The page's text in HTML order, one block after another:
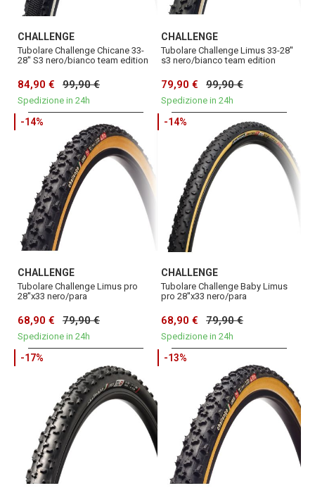
CHALLENGE
Tubolare Challenge Chicane 33-
28'' S3 nero/bianco team edition
84,90 € 99,90 €
Spedizione in 24h
CHALLENGE
Tubolare Challenge Limus 33-28''
s3 nero/bianco team edition
79,90 € 99,90 €
Spedizione in 24h
-14%
CHALLENGE
Tubolare Challenge Limus pro
28''x33 nero/para
68,90 € 79,90 €
Spedizione in 24h
-14%
CHALLENGE
Tubolare Challenge Baby Limus
pro 28''x33 nero/para
68,90 € 79,90 €
Spedizione in 24h
-17% -13%